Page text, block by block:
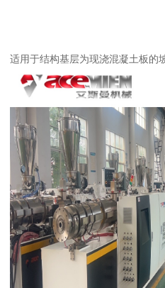
适用于结构基层为现浇混凝土板的